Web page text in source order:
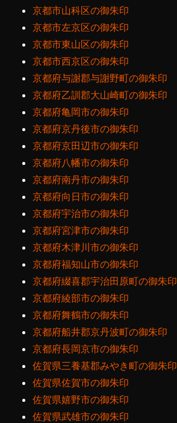
京都市山科区の御朱印
京都市左京区の御朱印
京都市東山区の御朱印
京都市西京区の御朱印
京都府与謝郡与謝野町の御朱印
京都府乙訓郡大山崎町の御朱印
京都府亀岡市の御朱印
京都府京丹後市の御朱印
京都府京田辺市の御朱印
京都府八幡市の御朱印
京都府南丹市の御朱印
京都府向日市の御朱印
京都府宇治市の御朱印
京都府宮津市の御朱印
京都府木津川市の御朱印
京都府福知山市の御朱印
京都府綴喜郡宇治田原町の御朱印
京都府綾部市の御朱印
京都府舞鶴市の御朱印
京都府船井郡京丹波町の御朱印
京都府長岡京市の御朱印
佐賀県三養基郡みやき町の御朱印
佐賀県佐賀市の御朱印
佐賀県嬉野市の御朱印
佐賀県武雄市の御朱印